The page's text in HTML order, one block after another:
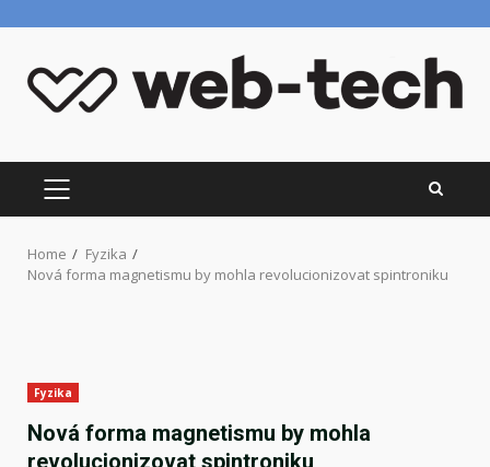
content
PRIMARY
MENU
Home
Fyzika
Nová forma magnetismu by mohla revolucionizovat spintroniku
Fyzika
Nová forma magnetismu by mohla
revolucionizovat spintroniku